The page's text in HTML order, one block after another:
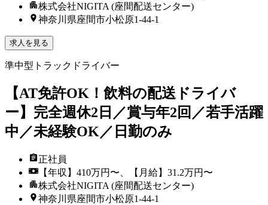
株式会社NIGITA (座間配送センター)
神奈川県座間市小松原1-44-1
求人を見る
準中型トラックドライバー
【AT免許OK！飲料の配送ドライバ
ー】完全週休2日／賞与年2回／若手活躍
中／未経験OK／日勤のみ
正社員
【年収】410万円〜、【月給】31.2万円〜
株式会社NIGITA (座間配送センター)
神奈川県座間市小松原1-44-1